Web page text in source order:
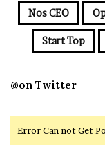
Nos CEO
Start Top
@on Twitter
Error Can not Get